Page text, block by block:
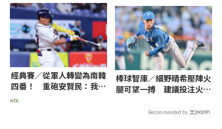
經典賽／從軍人轉變為南韓
四番！ 重砲安賢民：我會
wbc
棒球智庫／細野晴希壓陣火
腿可望一搏 建議投注火腿
Recommended by